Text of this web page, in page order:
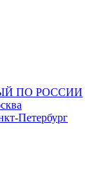
ПО РОССИИ
Петербург